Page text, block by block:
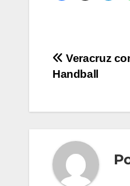
Veracruz
Handball